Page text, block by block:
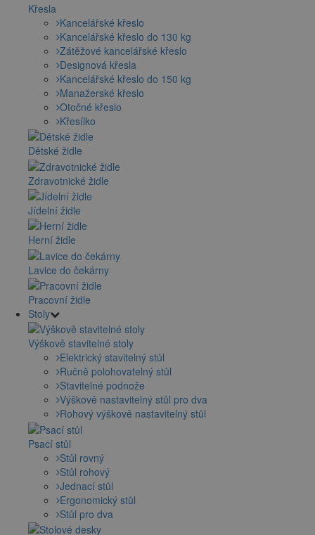
Křesla
Kancelářské křeslo
Kancelářské křeslo do 130 kg
Zátěžové kancelářské křeslo
Designová křesla
Kancelářské křeslo do 150 kg
Manažerské křeslo
Otočné křeslo
Křesílko
Dětské židle
Zdravotnické židle
Jídelní židle
Herní židle
Lavice do čekárny
Pracovní židle
Stoly
Výškově stavitelné stoly
Elektrický stavitelný stůl
Ručně polohovatelný stůl
Stavitelné podnože
Výškově nastavitelný stůl pro dva
Rohový výškově nastavitelný stůl
Psací stůl
Stůl rovný
Stůl rohový
Jednací stůl
Ergonomický stůl
Stůl pro dva